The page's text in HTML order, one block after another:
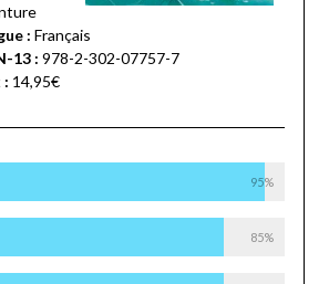
: Français
13 : 978-2-302-07757-7
: 14,95€
95%
85%